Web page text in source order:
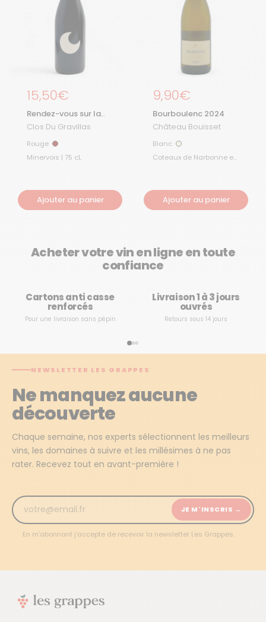
Prix régulier
15,50€
Rendez-vous sur la
Lune 2023
Clos Du Gravillas
Rouge Rouge
Minervois | 75 cL
Ajouter au panier
Prix régulier
9,90€
Bourboulenc 2024
Château Bouisset
Blanc Blanc
Coteaux de Narbonne et
Ajouter au panier
Acheter votre vin en ligne en toute
confiance
Cartons anti casse
renforcés
Pour une livraison sans pépin
Livraison 1 à 3 jours
ouvrés
Retours sous 14 jours
NEWSLETTER LES GRAPPES
Ne manquez aucune
découverte
Chaque semaine, nos experts sélectionnent les meilleurs
vins, les domaines à suivre et les millésimes à ne pas
rater. Recevez tout en avant-première !
JE M'INSCRIS →
En m'abonnant j'accepte de recevoir la newsletter Les Grappes.